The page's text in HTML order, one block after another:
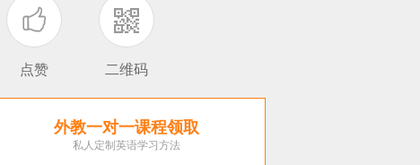

点赞 二维码
外教一对一课程领取
私人定制英语学习方法